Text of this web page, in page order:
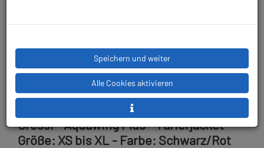
Cressi - Aquawing Plus - Tarierjacket -
Größe: XS bis XL - Farbe: Schwarz/Rot
Speichern und weiter
Alle Cookies aktivieren